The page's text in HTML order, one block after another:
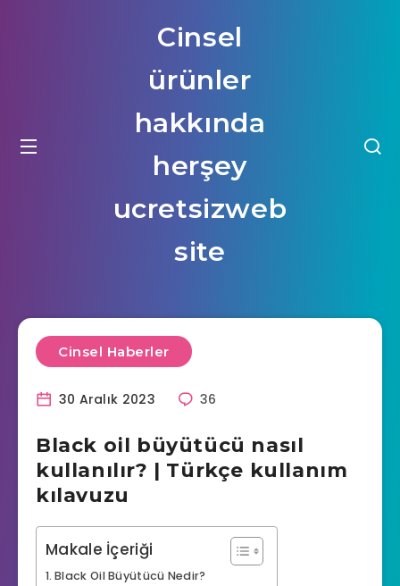
Cinsel
ürünler
hakkında
herşey
ucretsizweb
site
Cinsel Haberler
30 Aralık 2023 36
Black oil büyütücü nasıl
kullanılır? | Türkçe kullanım
kılavuzu
Makale İçeriği
Black Oil Büyütücü Nedir?